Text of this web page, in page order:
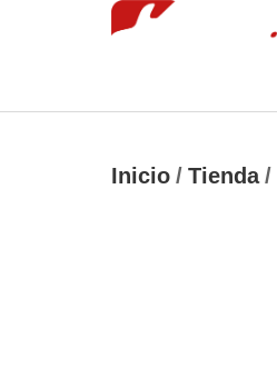
Inicio / Tienda /